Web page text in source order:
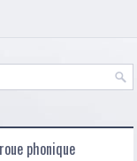
phonique